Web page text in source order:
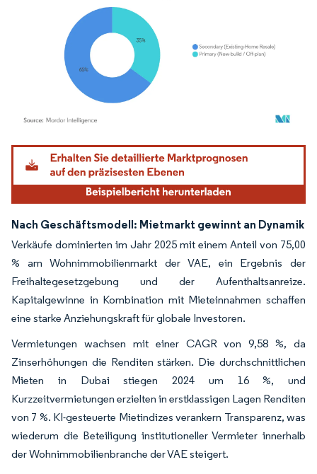
Bild © Mordor Intelligence. Wiederverwendung erfordert Namensnennung gemäß
Nach Geschäftsmodell: Mietmarkt gewinnt an Dynamik
Verkäufe dominierten im Jahr 2025 mit einem Anteil von 75,00
% am Wohnimmobilienmarkt der VAE, ein Ergebnis der
Freihaltegesetzgebung und der Aufenthaltsanreize.
Kapitalgewinne in Kombination mit Mieteinnahmen schaffen
eine starke Anziehungskraft für globale Investoren.
Vermietungen wachsen mit einer CAGR von 9,58 %, da
Zinserhöhungen die Renditen stärken. Die durchschnittlichen
Mieten in Dubai stiegen 2024 um 16 %, und
Kurzzeitvermietungen erzielten in erstklassigen Lagen Renditen
von 7 %. KI-gesteuerte Mietindizes verankern Transparenz, was
wiederum die Beteiligung institutioneller Vermieter innerhalb
der Wohnimmobilienbranche der VAE steigert.